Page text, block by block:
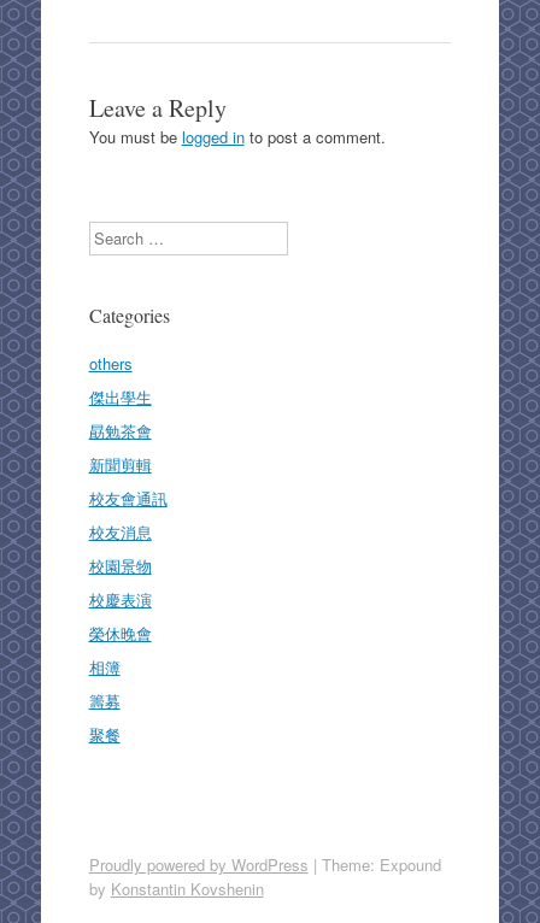
Leave a Reply
You must be logged into post a comment.
Search
Categories
others
傑出學生
勗勉茶會
新聞剪輯
校友會通訊
校友消息
校園景物
校慶表演
榮休晚會
相簿
籌募
聚餐
Proudly powered by WordPress | Theme: Expound
by Konstantin Kovshenin